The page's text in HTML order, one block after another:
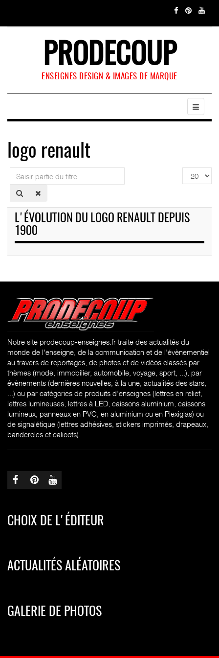
PRODECOUP
ENSEIGNES DESIGN & IMAGES DE MARQUE
logo renault
Saisir
partie
du
Affichage
#
L'ÉVOLUTION DU LOGO RENAULT DEPUIS
1900
Notre site prodecoup-enseignes.fr traite des actualités du
monde de l'enseigne, de la communication et de l'évènementiel
au travers de reportages, de photos et de vidéos classés par
thèmes (mode, immobilier, automobile, voyage, sport, ...), par
évènements (dernières nouvelles, à la une, actualités des stars,
...) ou par catégories de produits d'enseignes (lettres en relief,
lettres lumineuses, lettres à LED, caissons aluminium, caissons
lumineux, panneaux en PVC, en aluminium ou en Plexiglas) ou
de signalétique (lettres adhésives, stickers imprimés, drapeaux,
banderoles et calicots).
CHOIX DE L'ÉDITEUR
ACTUALITÉS ALÉATOIRES
GALERIE DE PHOTOS